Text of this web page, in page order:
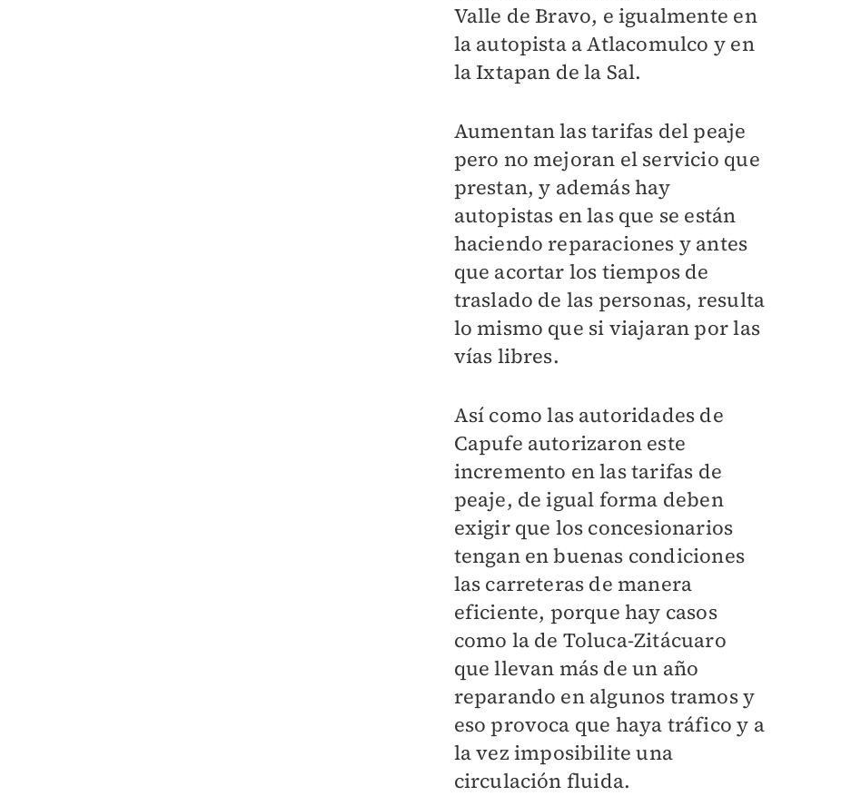
Valle de Bravo, e igualmente en
la autopista a Atlacomulco y en
la Ixtapan de la Sal.
Aumentan las tarifas del peaje
pero no mejoran el servicio que
prestan, y además hay
autopistas en las que se están
haciendo reparaciones y antes
que acortar los tiempos de
traslado de las personas, resulta
lo mismo que si viajaran por las
vías libres.
Así como las autoridades de
Capufe autorizaron este
incremento en las tarifas de
peaje, de igual forma deben
exigir que los concesionarios
tengan en buenas condiciones
las carreteras de manera
eficiente, porque hay casos
como la de Toluca-Zitácuaro
que llevan más de un año
reparando en algunos tramos y
eso provoca que haya tráfico y a
la vez imposibilite una
circulación fluida.